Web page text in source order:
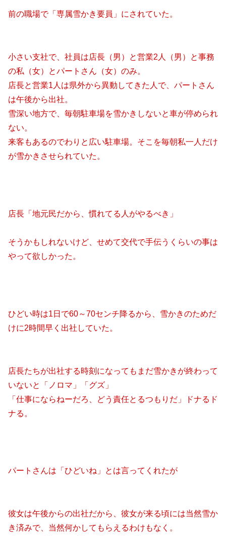
前の職場で「専属雪かき要員」にされていた。
小さい支社で、社員は店長（男）と営業2人（男）と事務
の私（女）とパートさん（女）のみ。
店長と営業1人は県外から異動してきた人で、パートさん
は午後から出社。
雪深い地方で、毎朝駐車場を雪かきしないと車が停められ
ない。
来客もあるのでわりと広い駐車場。そこを毎朝私一人だけ
が雪かきさせられていた。
店長「地元民だから、慣れてる人がやるべき」
そうかもしれないけど、せめて交代で手伝うくらいの事は
やって欲しかった。
ひどい時は1日で60～70センチ降るから、雪かきのためだ
けに2時間早く出社していた。
店長たちが出社する時刻になってもまだ雪かきが終わって
いないと「ノロマ」「グズ」
「仕事にならねーだろ、どう責任とるつもりだ」ドナるド
ナる。
パートさんは「ひどいね」とは言ってくれたが
彼女は午後からの出社だから、彼女が来る頃には当然雪か
き済みで、当然何かしてもらえるわけもなく。